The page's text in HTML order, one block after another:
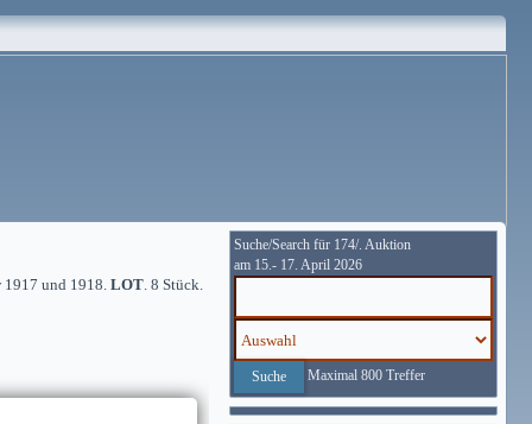
1917 und 1918. LOT. 8 Stück.
Suche/Search für 174/. Auktion
am 15.- 17. April 2026
Maximal 800 Treffer